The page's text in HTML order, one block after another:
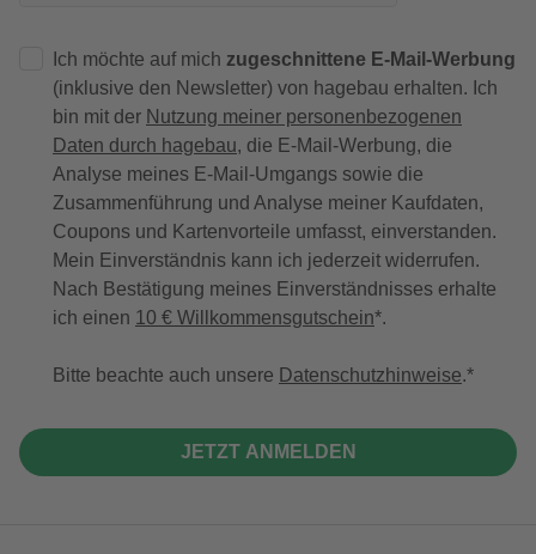
Ich möchte auf mich zugeschnittene E-Mail-Werbung
(inklusive den Newsletter) von hagebau erhalten. Ich
bin mit der Nutzung meiner personenbezogenen
Daten durch hagebau, die E-Mail-Werbung, die
Analyse meines E-Mail-Umgangs sowie die
Zusammenführung und Analyse meiner Kaufdaten,
Coupons und Kartenvorteile umfasst, einverstanden.
Mein Einverständnis kann ich jederzeit widerrufen.
Nach Bestätigung meines Einverständnisses erhalte
ich einen 10 € Willkommensgutschein*.
Bitte beachte auch unsere Datenschutzhinweise.
JETZT ANMELDEN